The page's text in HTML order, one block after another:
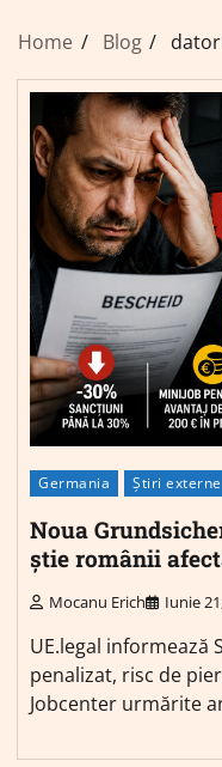
Home Blog
Germania Știri externe
Noua
știe românii
Mocanu Erich Iunie
UE.legal informează
penalizat, risc de
Jobcenter urmărite